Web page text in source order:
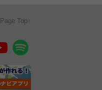
Page Top↑